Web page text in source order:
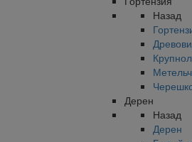
Назад
Дерен
Назад
Дерен